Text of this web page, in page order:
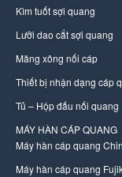
Kìm tuốt sợi quang
Lưỡi dao cắt sợi quang
Măng xông nối cáp
Thiết bị nhận dạng cáp
Tủ – Hộp đấu nối quang
MÁY HÀN CÁP QUANG
Máy hàn cáp quang
Máy hàn cáp quang